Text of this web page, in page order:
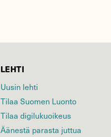
LEHTI
Uusin lehti
Tilaa Suomen Luonto
Tilaa digilukuoikeus
Äänestä parasta juttua